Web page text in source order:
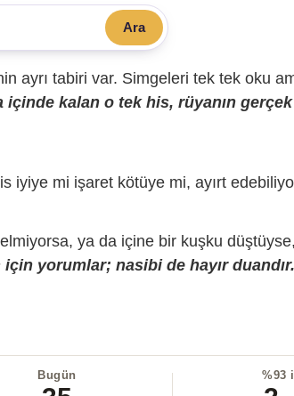
Ara
ayrı tabiri var. Simgeleri tek tek oku
içinde kalan o tek his, rüyanın
iyiye mi işaret kötüye mi, ayırt
ya da içine bir kuşku
yorumlar; nasibi de hayır duandır.
Bugün %93